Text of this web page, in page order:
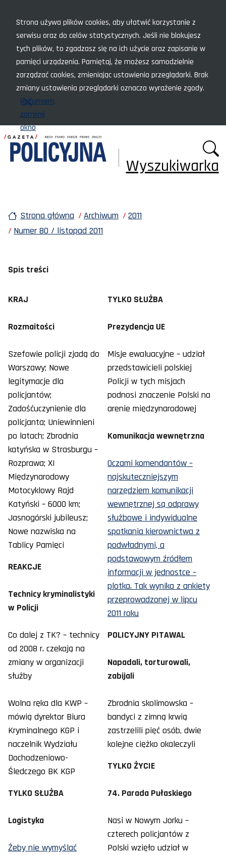
Strona używa plików cookies, aby ułatwić korzystanie z
serwisu oraz do celów statystycznych. Jeśli nie blokujesz
tych plików, to zgadzasz się na ich użycie oraz zapisanie w
pamięci urządzenia. Pamiętaj, że możesz samodzielnie
zarządzać cookies, zmieniając ustawienia przeglądarki. Brak
zmiany ustawienia przeglądarki oznacza wyrażenie zgody.
Rozumiem,
zamknij
okno
Wyszukiwarka
Strona główna Archiwum
2011
Numer 80 / listopad 2011
Spis treści
KRAJ
Rozmaitości
Szefowie policji zjadą do
Warszawy; Nowe
legitymacje dla
policjantów;
Zadośćuczynienie dla
policjanta; Uniewinnieni
po latach; Zbrodnia
katyńska w Strasburgu –
Rozprawa; XI
Międzynarodowy
Motocyklowy Rajd
Katyński – 6000 km;
Jasnogórski jubileusz;
Nowe nazwiska na
Tablicy Pamięci
REAKCJE
Technicy kryminalistyki
w Policji
Co dalej z TK? – technicy
od 2008 r. czekają na
zmiany w organizacji
służby
Wolna ręka dla KWP –
mówią dyrektor Biura
Kryminalnego KGP i
naczelnik Wydziału
Dochodzeniowo-
Śledczego BK KGP
TYLKO SŁUŻBA
Logistyka
Żeby nie wymyślać
TYLKO SŁUŻBA
Prezydencja UE
Misje ewaluacyjne – udział
przedstawicieli polskiej
Policji w tych misjach
podnosi znaczenie Polski na
arenie międzynarodowej
Komunikacja wewnętrzna
Oczami komendantów –
najskuteczniejszym
narzędziem komunikacji
wewnętrznej są odprawy
służbowe i indywidualne
spotkania kierownictwa z
podwładnymi, a
podstawowym źródłem
informacji w jednostce –
plotka. Tak wynika z ankiety
przeprowadzonej w lipcu
2011 roku
POLICYJNY PITAWAL
Napadali, torturowali,
zabijali
Zbrodnia skolimowska –
bandyci z zimną krwią
zastrzelili pięć osób, dwie
kolejne ciężko okaleczyli
TYLKO ŻYCIE
74. Parada Pułaskiego
Nasi w Nowym Jorku –
czterech policjantów z
Polski wzięło udział w